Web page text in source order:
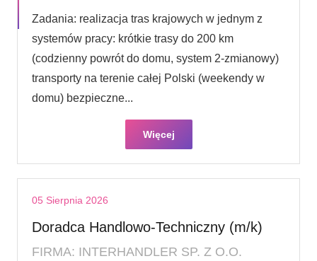
Zadania: realizacja tras krajowych w jednym z
systemów pracy: krótkie trasy do 200 km
(codzienny powrót do domu, system 2-zmianowy)
transporty na terenie całej Polski (weekendy w
domu) bezpieczne...
Więcej
05 Sierpnia 2026
Doradca Handlowo-Techniczny (m/k)
FIRMA: INTERHANDLER SP. Z O.O.